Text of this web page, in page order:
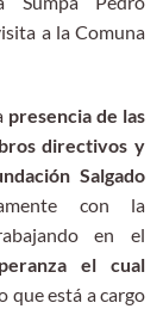
a la Comuna
presencia de las
directivos y
Salgado
con la
en el
el cual
que está a cargo